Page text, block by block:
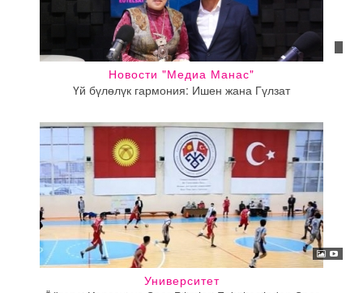
Новости "Медиа Манас"
Үй бүлөлүк гармония: Ишен жана Гүлзат
Университет